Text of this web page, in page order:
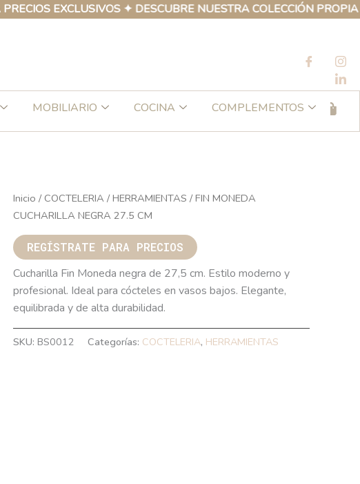
EXCLUSIVOS ✦ DESCUBRE NUESTRA COLECCIÓN PROPIA DE
MOBILIARIO COCINA
COMPLEMENTOS
Inicio / COCTELERIA / HERRAMIENTAS / FIN MONEDA
CUCHARILLA NEGRA 27.5 CM
REGÍSTRATE PARA PRECIOS
Cucharilla Fin Moneda negra de 27,5 cm. Estilo moderno y
profesional. Ideal para cócteles en vasos bajos. Elegante,
equilibrada y de alta durabilidad.
SKU: BS0012 Categorías: COCTELERIA, HERRAMIENTAS